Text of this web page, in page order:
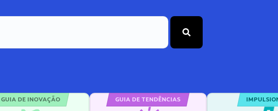
GUIA DE INOVAÇÃO GUIA DE TENDÊNCIAS